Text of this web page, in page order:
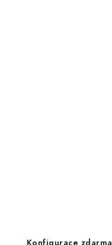
Konfigurace zdarma